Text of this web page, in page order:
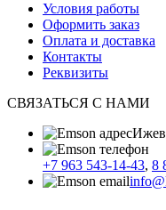
Условия работы
Оформить заказ
Оплата и доставка
Контакты
Реквизиты
СВЯЗАТЬСЯ С НАМИ
+7 963 543-14-43, 8